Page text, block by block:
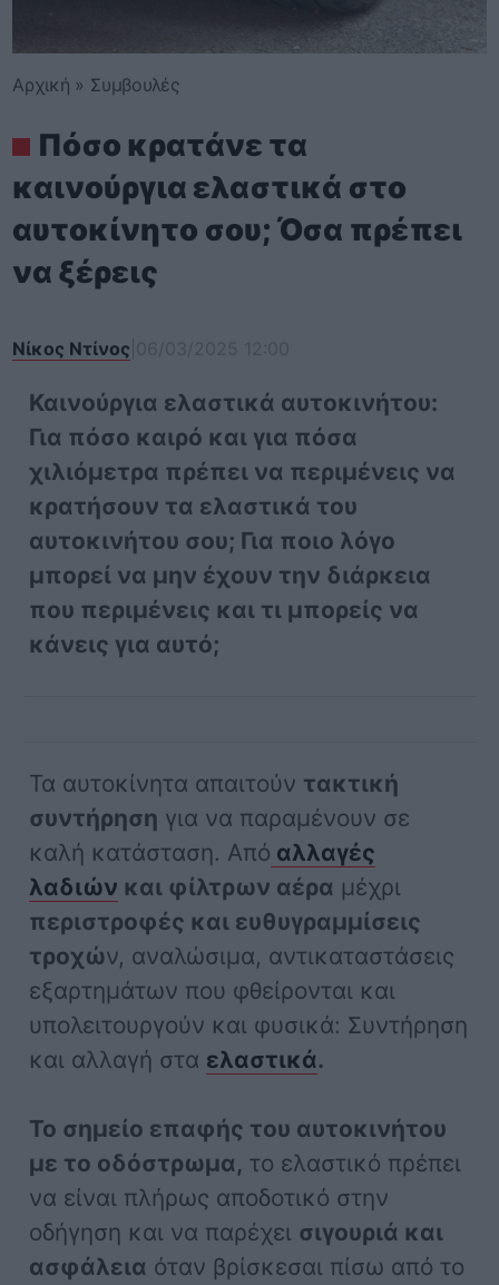
Αρχική » Συμβουλές
Πόσο κρατάνε τα
καινούργια ελαστικά στο
αυτοκίνητο σου; Όσα πρέπει
να ξέρεις
Νίκος Ντίνος
Καινούργια ελαστικά αυτοκινήτου:
Για πόσο καιρό και για πόσα
χιλιόμετρα πρέπει να περιμένεις να
κρατήσουν τα ελαστικά του
αυτοκινήτου σου; Για ποιο λόγο
μπορεί να μην έχουν την διάρκεια
που περιμένεις και τι μπορείς να
κάνεις για αυτό;
Τα αυτοκίνητα απαιτούν τακτική
συντήρηση για να παραμένουν σε
καλή κατάσταση. Από αλλαγές
λαδιών και φίλτρων αέρα μέχρι
περιστροφές και ευθυγραμμίσεις
τροχών, αναλώσιμα, αντικαταστάσεις
εξαρτημάτων που φθείρονται και
υπολειτουργούν και φυσικά: Συντήρηση
και αλλαγή στα ελαστικά.
Το σημείο επαφής του αυτοκινήτου
με το οδόστρωμα, το ελαστικό πρέπει
να είναι πλήρως αποδοτικό στην
οδήγηση και να παρέχει σιγουριά και
ασφάλεια όταν βρίσκεσαι πίσω από το